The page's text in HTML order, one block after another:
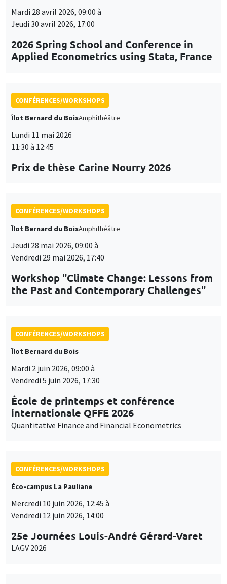
Mardi 28 avril 2026, 09:00 à
Jeudi 30 avril 2026, 17:00
2026 Spring School and Conference in
Applied Econometrics using Stata, France
CONFÉRENCES/WORKSHOPS
Îlot Bernard du BoisAmphithéâtre
Lundi 11 mai 2026
11:30 à 12:45
Prix de thèse Carine Nourry 2026
CONFÉRENCES/WORKSHOPS
Îlot Bernard du BoisAmphithéâtre
Jeudi 28 mai 2026, 09:00 à
Vendredi 29 mai 2026, 17:40
Workshop "Climate Change: Lessons from
the Past and Contemporary Challenges"
CONFÉRENCES/WORKSHOPS
Îlot Bernard du Bois
Mardi 2 juin 2026, 09:00 à
Vendredi 5 juin 2026, 17:30
École de printemps et conférence
internationale QFFE 2026
Quantitative Finance and Financial Econometrics
CONFÉRENCES/WORKSHOPS
Éco-campus La Pauliane
Mercredi 10 juin 2026, 12:45 à
Vendredi 12 juin 2026, 14:00
25e Journées Louis-André Gérard-Varet
LAGV 2026